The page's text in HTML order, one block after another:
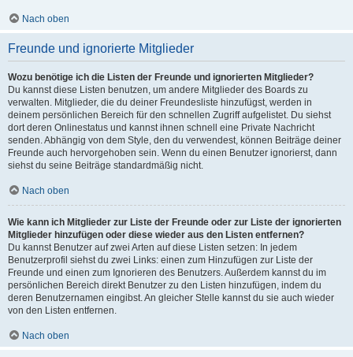
Nach oben
Freunde und ignorierte Mitglieder
Wozu benötige ich die Listen der Freunde und ignorierten Mitglieder?
Du kannst diese Listen benutzen, um andere Mitglieder des Boards zu
verwalten. Mitglieder, die du deiner Freundesliste hinzufügst, werden in
deinem persönlichen Bereich für den schnellen Zugriff aufgelistet. Du siehst
dort deren Onlinestatus und kannst ihnen schnell eine Private Nachricht
senden. Abhängig von dem Style, den du verwendest, können Beiträge deiner
Freunde auch hervorgehoben sein. Wenn du einen Benutzer ignorierst, dann
siehst du seine Beiträge standardmäßig nicht.
Nach oben
Wie kann ich Mitglieder zur Liste der Freunde oder zur Liste der ignorierten
Mitglieder hinzufügen oder diese wieder aus den Listen entfernen?
Du kannst Benutzer auf zwei Arten auf diese Listen setzen: In jedem
Benutzerprofil siehst du zwei Links: einen zum Hinzufügen zur Liste der
Freunde und einen zum Ignorieren des Benutzers. Außerdem kannst du im
persönlichen Bereich direkt Benutzer zu den Listen hinzufügen, indem du
deren Benutzernamen eingibst. An gleicher Stelle kannst du sie auch wieder
von den Listen entfernen.
Nach oben